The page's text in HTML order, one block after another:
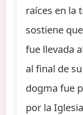
raíces en la
sostiene
fue llevada
al final de
dogma fue
por la